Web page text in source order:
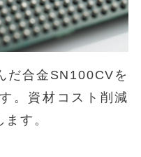
だ合金SN100CVを
。資材コスト削減
す。